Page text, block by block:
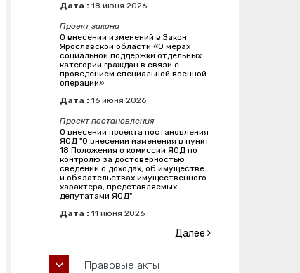
Дата : 18 июня 2026
Проект закона
О внесении изменений в Закон
Ярославской области «О мерах
социальной поддержки отдельных
категорий граждан в связи с
проведением специальной военной
операции»
Дата : 16 июня 2026
Проект постановления
О внесении проекта постановления
ЯОД "О внесении изменения в пункт
18 Положения о комиссии ЯОД по
контролю за достоверностью
сведений о доходах, об имуществе
и обязательствах имущественного
характера, представляемых
депутатами ЯОД"
Дата : 11 июня 2026
Далее
Правовые акты